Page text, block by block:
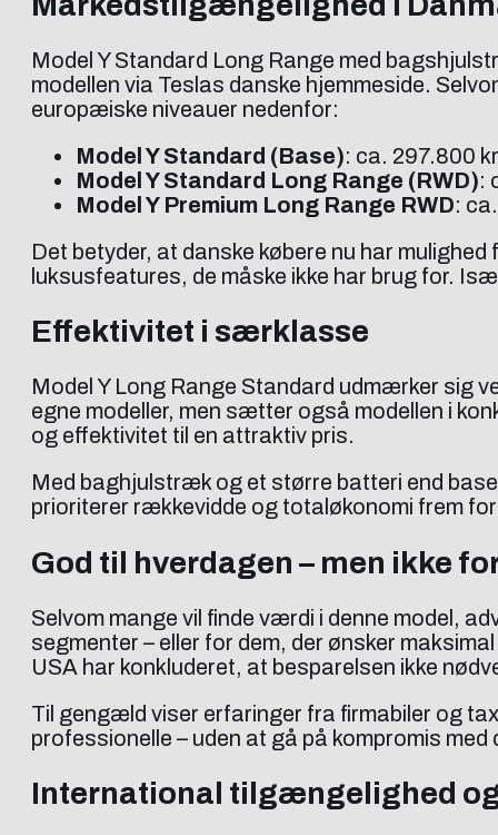
Model Y Standard Long Range med
modellen via Teslas danske hjemmeside.
europæiske niveauer nedenfor:
Model Y Standard (Base): ca. 297.800
Model Y Standard Long Range (RWD):
Model Y Premium Long Range RWD:
Det betyder, at danske købere nu har
luksusfeatures, de måske ikke har brug for.
Effektivitet i særklasse
Model Y Long Range Standard udmærker sig
egne modeller, men sætter også modellen i
og effektivitet til en attraktiv pris.
Med baghjulstræk og et større batteri end
prioriterer rækkevidde og totaløkonomi frem
God til hverdagen – men ikke
Selvom mange vil finde værdi i denne model,
segmenter – eller for dem, der ønsker
USA har konkluderet, at besparelsen ikke
Til gengæld viser erfaringer fra firmabiler og
professionelle – uden at gå på kompromis
International tilgængelighed